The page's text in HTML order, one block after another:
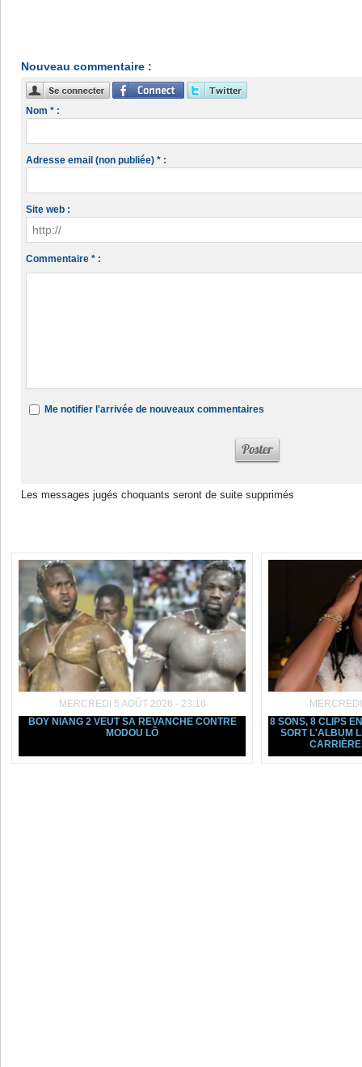
Nouveau commentaire :
Nom * :
Adresse email (non publiée) * :
Site web :
Commentaire * :
Me notifier l'arrivée de nouveaux commentaires
Les messages jugés choquants seront de suite supprimés
MERCREDI 5 AOÛT 2026 - 23:16
BOY NIANG 2 VEUT SA REVANCHE CONTRE
MODOU LÔ
8 SONS, 8 CLIPS
SORT L'ALBUM